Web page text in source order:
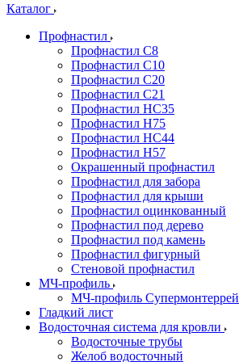
Каталог
Профнастил
Профнастил С8
Профнастил С10
Профнастил С20
Профнастил С21
Профнастил НС35
Профнастил Н75
Профнастил HC44
Профнастил Н57
Окрашенный профнастил
Профнастил для забора
Профнастил для крыши
Профнастил оцинкованный
Профнастил под дерево
Профнастил под камень
Профнастил фигурный
Стеновой профнастил
МЧ-профиль
МЧ-профиль Супермонтеррей
Гладкий лист
Водосточная система для кровли
Водосточные трубы
Желоб водосточный